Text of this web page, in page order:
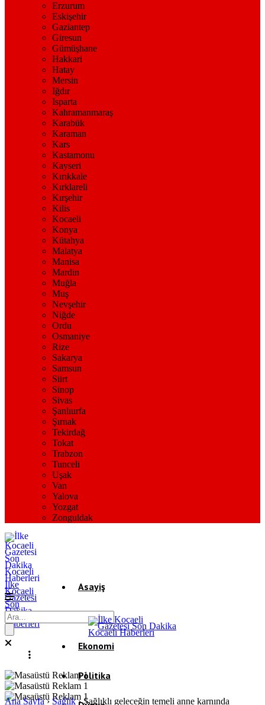
Erzurum
Eskişehir
Gaziantep
Giresun
Gümüşhane
Hakkari
Hatay
Mersin
Iğdır
Isparta
Kahramanmaraş
Karabük
Karaman
Kars
Kastamonu
Kayseri
Kırıkkale
Kırklareli
Kırşehir
Kilis
Kocaeli
Konya
Kütahya
Malatya
Manisa
Mardin
Muğla
Muş
Nevşehir
Niğde
Ordu
Osmaniye
Rize
Sakarya
Samsun
Siirt
Sinop
Sivas
Şanlıurfa
Şırnak
Tekirdağ
Tokat
Trabzon
Tunceli
Uşak
Van
Yalova
Yozgat
Zonguldak
İlke
Kocaeli
Gazetesi
Son
Dakika
Kocaeli
Haberleri
Asayiş
Gündem
Ekonomi
Politika
Ana Sayfa› Sağlık›Sağlıklı geleceğin temeli anne karnında